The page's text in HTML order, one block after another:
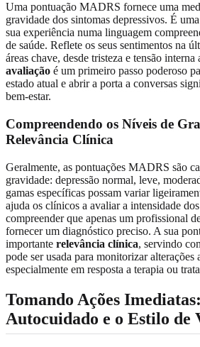
Uma pontuação MADRS fornece uma
gravidade dos sintomas depressivos. É
sua experiência numa linguagem
de saúde. Reflete os seus sentimentos na
áreas chave, desde tristeza e tensão interna
avaliação é um primeiro passo poderoso
estado atual e abrir a porta a conversas
bem-estar.
Compreendendo os Níveis de
Relevância Clínica
Geralmente, as pontuações MADRS são
gravidade: depressão normal, leve,
gamas específicas possam variar
ajuda os clínicos a avaliar a intensidade
compreender que apenas um profissional
fornecer um diagnóstico preciso. A sua
importante relevância clínica, servindo
pode ser usada para monitorizar alterações
especialmente em resposta a terapia ou
Tomando Ações
Autocuidado e o Estilo de